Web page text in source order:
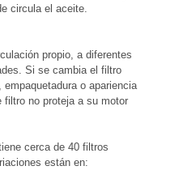
circula el aceite.
propio, a diferentes
Si se cambia el filtro
o apariencia
filtro no proteja a su motor
cerca de 40 filtros
están en: